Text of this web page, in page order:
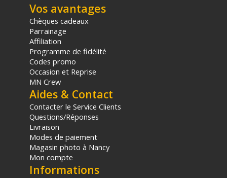
Vos avantages
Chèques cadeaux
Parrainage
Affiliation
Programme de fidélité
Codes promo
Occasion et Reprise
MN Crew
Aides & Contact
Contacter le Service Clients
Questions/Réponses
Livraison
Modes de paiement
Magasin photo à Nancy
Mon compte
Informations